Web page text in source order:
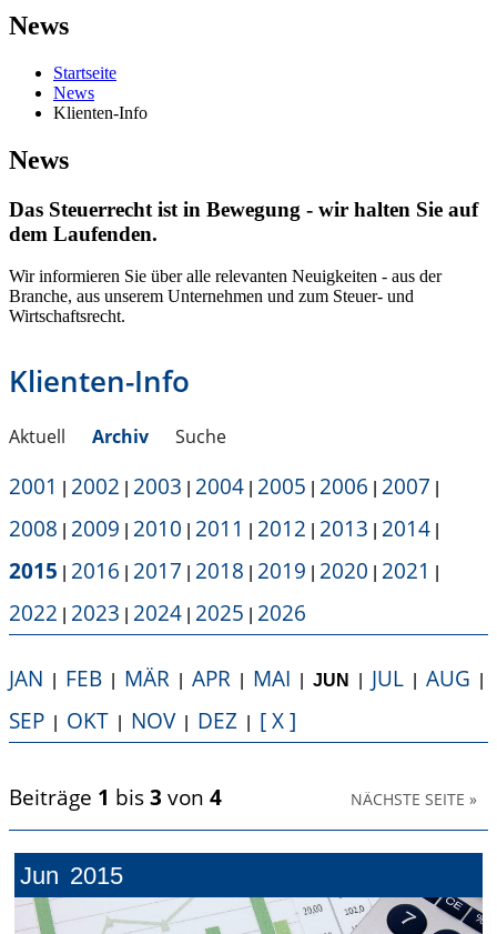
News
Startseite
News
Klienten-Info
News
Das Steuerrecht ist in Bewegung - wir halten Sie auf
dem Laufenden.
Wir informieren Sie über alle relevanten Neuigkeiten - aus der
Branche, aus unserem Unternehmen und zum Steuer- und
Wirtschaftsrecht.
Klienten-Info
Aktuell Archiv Suche
2001 2002 2003 2004 2005 2006 2007
2008 2009 2010 2011 2012 2013 2014
2015 2016 2017 2018 2019 2020 2021
2022 2023 2024 2025 2026
JAN FEB MÄR APR MAI JUN JUL AUG
SEP OKT NOV DEZ [ X ]
Beiträge 1 bis3 von 4 NÄCHSTE SEITE »
Jun 2015